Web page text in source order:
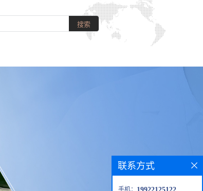
联系方式
手机：